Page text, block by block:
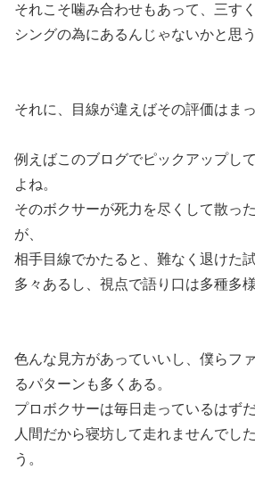
それこそ噛み合わせもあって、三す
シングの為にあるんじゃないかと思
それに、目線が違えばその評価はま
例えばこのブログでピックアップし
よね。
そのボクサーが死力を尽くして散っ
が、
相手目線でかたると、難なく退けた
多々あるし、視点で語り口は多種多様
色んな見方があっていいし、僕らフ
るパターンも多くある。
プロボクサーは毎日走っているはず
人間だから寝坊して走れませんでし
う。